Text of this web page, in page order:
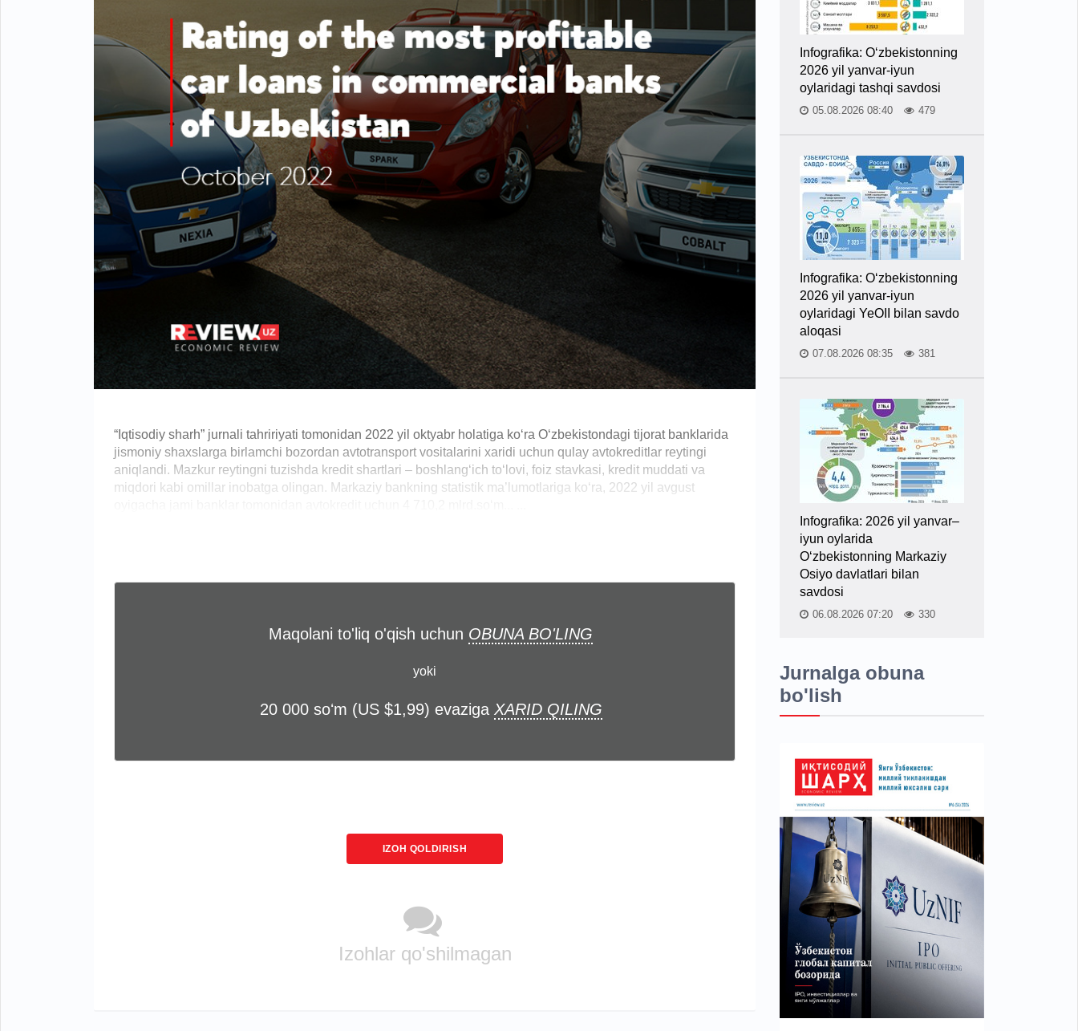
“Iqtisodiy sharh” jurnali tahririyati tomonidan 2022 yil oktyabr holatiga ko‘ra O‘zbekistondagi tijorat banklarida
jismoniy shaxslarga birlamchi bozordan avtotransport vositalarini xaridi uchun qulay avtokreditlar reytingi
aniqlandi. Mazkur reytingni tuzishda kredit shartlari – boshlang‘ich to‘lovi, foiz stavkasi, kredit muddati va
miqdori kabi omillar inobatga olingan. Markaziy bankning statistik ma’lumotlariga ko‘ra, 2022 yil avgust
Maqolani to'liq o'qish uchun OBUNA BO'LING
yoki
20 000 soʻm (US $1,99) evaziga XARID QILING
IZOH QOLDIRISH
Izohlar qo'shilmagan
Infografika: O‘zbekistonning
2026 yil yanvar-iyun
oylaridagi tashqi savdosi
05.08.2026 08:40 479
Infografika: O‘zbekistonning
2026 yil yanvar-iyun
oylaridagi YeOII bilan savdo
aloqasi
07.08.2026 08:35 381
Infografika: 2026 yil yanvar–
iyun oylarida
O‘zbekistonning Markaziy
Osiyo davlatlari bilan
savdosi
06.08.2026 07:20 330
Jurnalga obuna
bo'lish